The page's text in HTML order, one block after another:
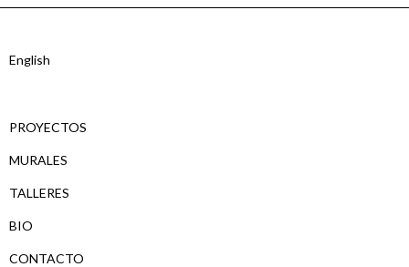
English
PROYECTOS
MURALES
TALLERES
BIO
CONTACTO